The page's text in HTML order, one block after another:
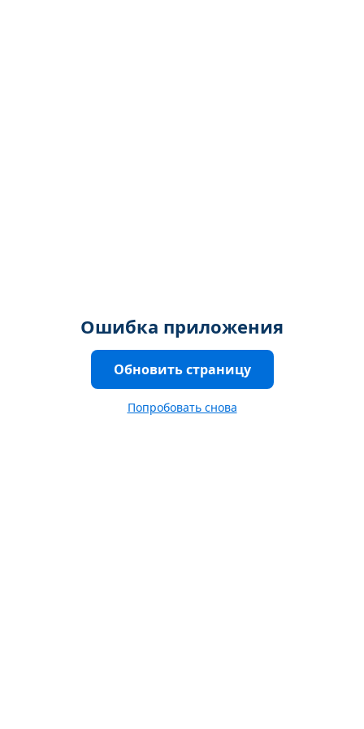
Ошибка приложения
Обновить страницу
Попробовать снова